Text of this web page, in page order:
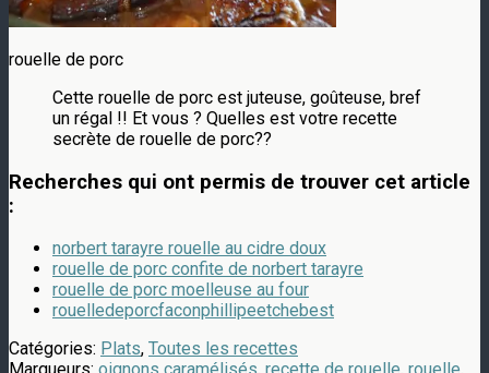
rouelle de porc
Cette rouelle de porc est juteuse, goûteuse, bref
un régal !! Et vous ? Quelles est votre recette
secrète de rouelle de porc??
Recherches qui ont permis de trouver cet article
:
norbert tarayre rouelle au cidre doux
rouelle de porc confite de norbert tarayre
rouelle de porc moelleuse au four
rouelledeporcfaconphillipeetchebest
Catégories: Plats, Toutes les recettes